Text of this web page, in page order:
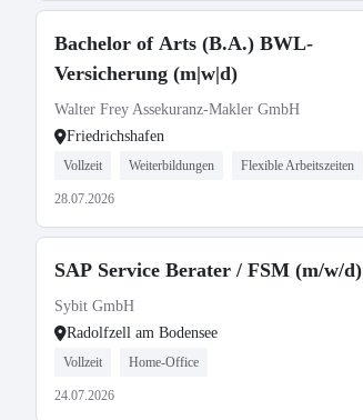
Bachelor of Arts (B.A.) BWL-
Versicherung (m|w|d)
Walter Frey Assekuranz-Makler GmbH
Friedrichshafen
Vollzeit Weiterbildungen Flexible Arbeitszeiten
28.07.2026
SAP Service Berater / FSM (m/w/d)
Sybit GmbH
Radolfzell am Bodensee
Vollzeit Home-Office
24.07.2026